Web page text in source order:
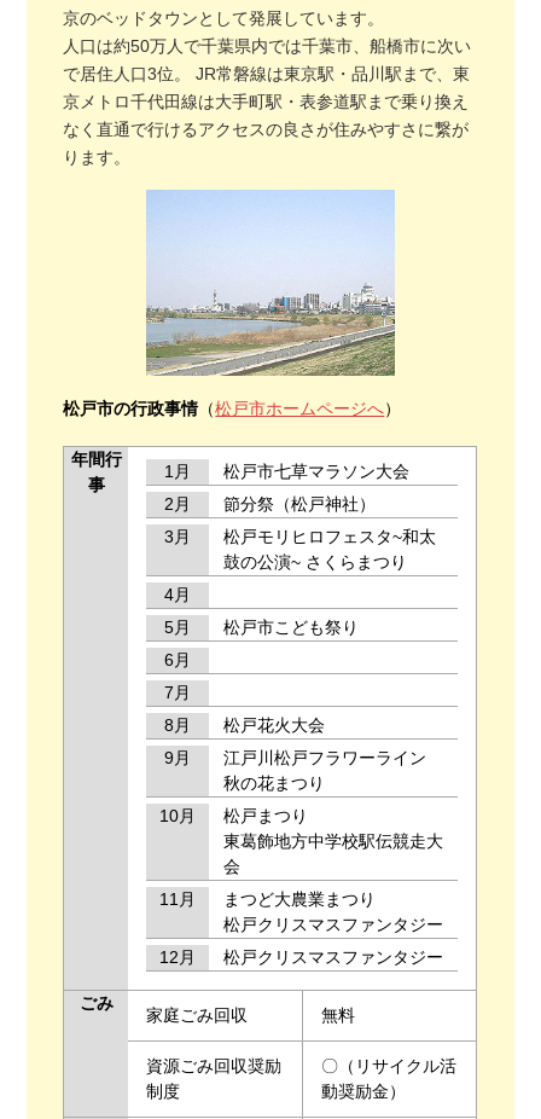
京のベッドタウンとして発展しています。
人口は約50万人で千葉県内では千葉市、船橋市に次い
で居住人口3位。 JR常磐線は東京駅・品川駅まで、東
京メトロ千代田線は大手町駅・表参道駅まで乗り換え
なく直通で行けるアクセスの良さが住みやすさに繋が
ります。
松戸市の行政事情（松戸市ホームページへ）
年間行
事
1月
松戸市七草マラソン大会
2月
節分祭（松戸神社）
3月
松戸モリヒロフェスタ~和太
鼓の公演~ さくらまつり
4月
5月
松戸市こども祭り
6月
7月
8月
松戸花火大会
9月
江戸川松戸フラワーライン
秋の花まつり
10月
松戸まつり
東葛飾地方中学校駅伝競走大
会
11月
まつど大農業まつり
松戸クリスマスファンタジー
12月
松戸クリスマスファンタジー
ごみ
家庭ごみ回収 無料
資源ごみ回収奨励
制度
〇（リサイクル活
動奨励金）